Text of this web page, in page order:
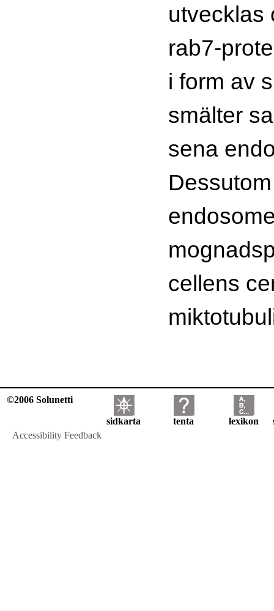
utvecklas
rab7-
i form av
smälter
sena
cellens
©2006 Solunetti
sidkarta tenta lexikon
Accessibility Feedback